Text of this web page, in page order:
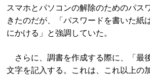
スマホとパソコンの解除のためのパス
きたのだが、「パスワードを書いた紙
にかける」と強調していた。
さらに、調書を作成する際に、「最
文字を記入する。これは、これ以上の